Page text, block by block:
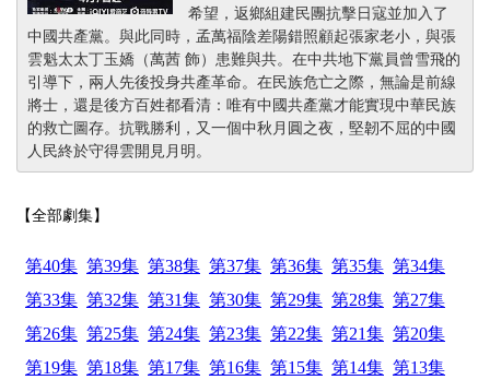
希望，返鄉組建民團抗擊日寇並加入了
中國共產黨。與此同時，孟萬福陰差陽錯照顧起張家老小，與張
雲魁太太丁玉嬌（萬茜 飾）患難與共。在中共地下黨員曾雪飛的
引導下，兩人先後投身共產革命。在民族危亡之際，無論是前線
將士，還是後方百姓都看清：唯有中國共產黨才能實現中華民族
的救亡圖存。抗戰勝利，又一個中秋月圓之夜，堅韌不屈的中國
人民終於守得雲開見月明。
【全部劇集】
第40集 第39集 第38集 第37集 第36集 第35集 第34集
第33集 第32集 第31集 第30集 第29集 第28集 第27集
第26集 第25集 第24集 第23集 第22集 第21集 第20集
第19集 第18集 第17集 第16集 第15集 第14集 第13集